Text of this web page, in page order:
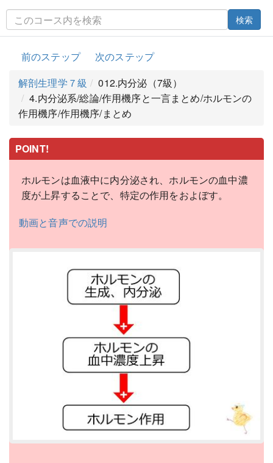
検索
前のステップ
次のステップ
解剖生理学７級
012.内分泌（7級）
4.内分泌系/総論/作用機序と一言まとめ/ホルモンの
作用機序/作用機序/まとめ
POINT!
ホルモンは血液中に内分泌され、ホルモンの血中濃
度が上昇することで、特定の作用をおよぼす。
動画と音声での説明